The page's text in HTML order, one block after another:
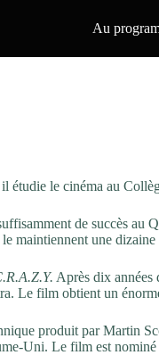
Au
étudie le cinéma au
de succès au
maintiennent une dizaine
Après dix années
Le film obtient un
produit par Martin
Uni. Le film est